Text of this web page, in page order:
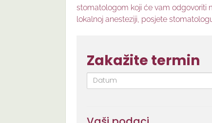
stomatologom koji će vam odgovoriti
lokalnoj anesteziji, posjete
Zakažite termin
Datum